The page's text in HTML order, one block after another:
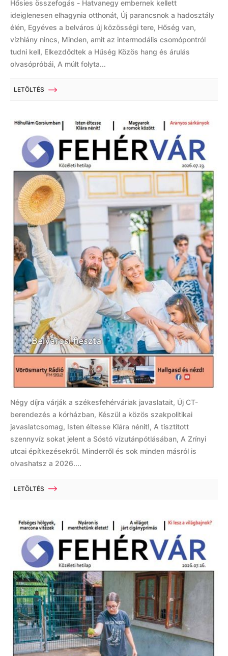
Hősies összefogás - Hatvanegy embernek kellett
ideiglenesen elhagynia otthonát, Új parancsnok a hadosztály
élén, Egyéves a belváros új közösségi tere, Hőség van,
vízhiány nincs, Minden, amit az intermodális csomópontról
tudni kell, Elkezdődtek a Hűség Közös hang és árulás
olvasópróbái, A múlt folyta...
LETÖLTÉS
Négy díjra várják a székesfehérváriak javaslatait, Új CT-
berendezés a kórházban, Készül a közös szakpolitikai
javaslatcsomag, Isten éltesse Klára nénit!, A tisztított
szennyvíz sokat jelent a Sóstó vízutánpótlásában, A Zrínyi
utcai építkezésekről. Minderről és sok minden másról is
olvashatsz a 2026....
LETÖLTÉS